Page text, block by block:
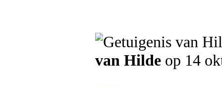
van Hilde op 14